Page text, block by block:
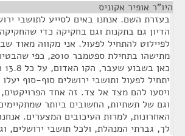
היו"ר אופיר אקוניס
בעזרת השם. אנחנו באים לסייע לתושבי
הדיון גם בתקנות וגם בחקיקה כדי
מתישהו בתחילת ספטמבר
יתחיל לפעול ותושבי ירושלים סוף-סוף
ויסעו להם מצד אל צד. זה אחד
וגם של תשתיות, החשובים ביותר
האחרונות, למרות העיכובים המצערים.
לך, גברתי המנהלת, ולכל תושבי ירושלים,